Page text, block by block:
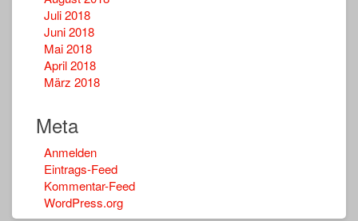
Juli 2018
Juni 2018
Mai 2018
April 2018
März 2018
Meta
Anmelden
Eintrags-Feed
Kommentar-Feed
WordPress.org